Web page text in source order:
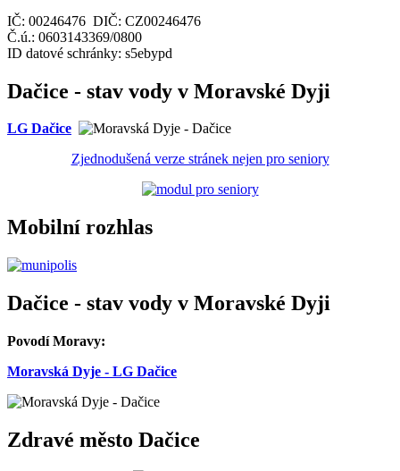
IČ: 00246476 DIČ: CZ00246476
Č.ú.: 0603143369/0800
ID datové schránky: s5ebypd
Dačice - stav vody v Moravské Dyji
LG Dačice
Zjednodušená verze stránek nejen pro seniory
Mobilní rozhlas
Dačice - stav vody v Moravské Dyji
Povodí Moravy:
Moravská Dyje - LG Dačice
Zdravé město Dačice